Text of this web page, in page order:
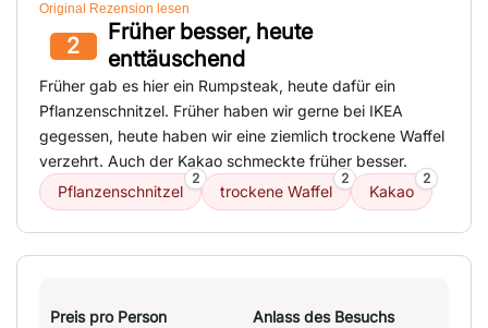
Original Rezension lesen
2
Früher besser, heute
enttäuschend
Früher gab es hier ein Rumpsteak, heute dafür ein
Pflanzenschnitzel. Früher haben wir gerne bei IKEA
gegessen, heute haben wir eine ziemlich trockene Waffel
verzehrt. Auch der Kakao schmeckte früher besser.
Pflanzenschnitzel
2
trockene Waffel
2
Kakao
2
Preis pro Person Anlass des Besuchs